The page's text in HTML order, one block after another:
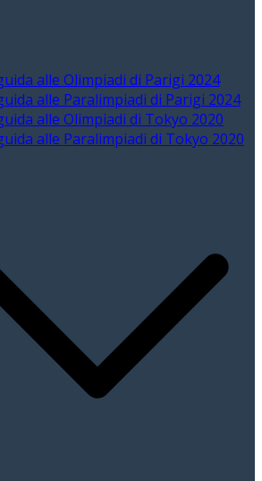
alle Olimpiadi di Parigi 2024
alle Paralimpiadi di Parigi 2024
alle Olimpiadi di Tokyo 2020
alle Paralimpiadi di Tokyo 2020